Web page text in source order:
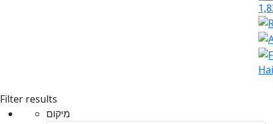
Filter results
מיקום